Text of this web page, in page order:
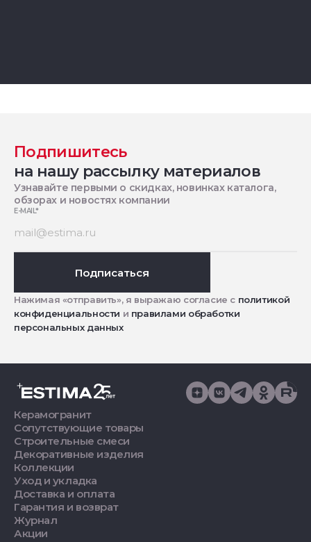
Подпишитесь
на нашу рассылку материалов
Узнавайте первыми о скидках, новинках каталога,
обзорах и новостях компании
E-MAIL*
Подписаться
Нажимая «отправить», я выражаю согласие с политикой
конфиденциальности и правилами обработки
персональных данных
Керамогранит
Сопутствующие товары
Строительные смеси
Декоративные изделия
Коллекции
Уход и укладка
Доставка и оплата
Гарантия и возврат
Журнал
Акции